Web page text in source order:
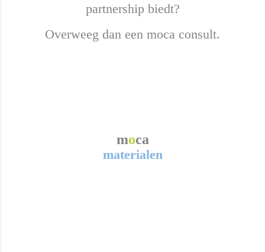
partnership biedt?
Overweeg dan een moca consult.
moca
materialen